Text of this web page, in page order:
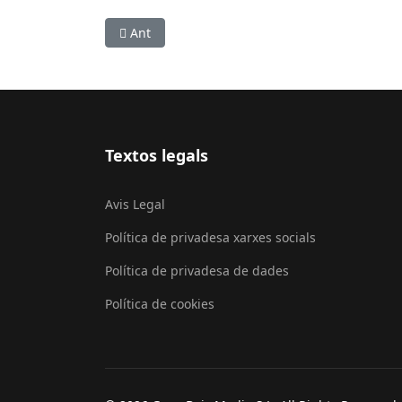
Article anterior: El Prat rebutja la moció per
Ant
Textos legals
Avis Legal
Política de privadesa xarxes socials
Política de privadesa de dades
Política de cookies